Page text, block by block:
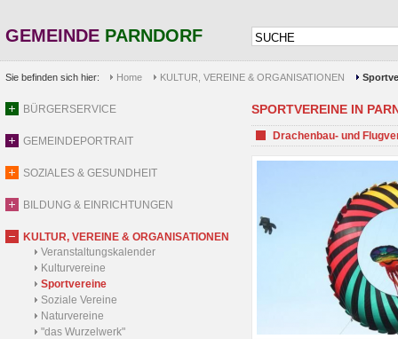
GEMEINDE PARNDORF
Sie befinden sich hier: Home KULTUR, VEREINE & ORGANISATIONEN
BÜRGERSERVICE
GEMEINDEPORTRAIT
SOZIALES & GESUNDHEIT
BILDUNG & EINRICHTUNGEN
KULTUR, VEREINE & ORGANISATIONEN
Veranstaltungskalender
Kulturvereine
Sportvereine
Soziale Vereine
Naturvereine
"das Wurzelwerk"
SPORTVEREINE IN
Drachenbau- und